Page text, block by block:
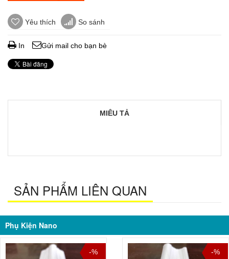
Yêu thích So sánh
In Gửi mail cho bạn bè
MIÊU TẢ
SẢN PHẨM LIÊN QUAN
Phụ Kiện Nano
-% -%